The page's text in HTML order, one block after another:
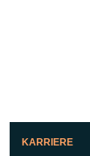
KARRIERE